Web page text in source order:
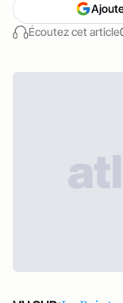
Écoutez cet article